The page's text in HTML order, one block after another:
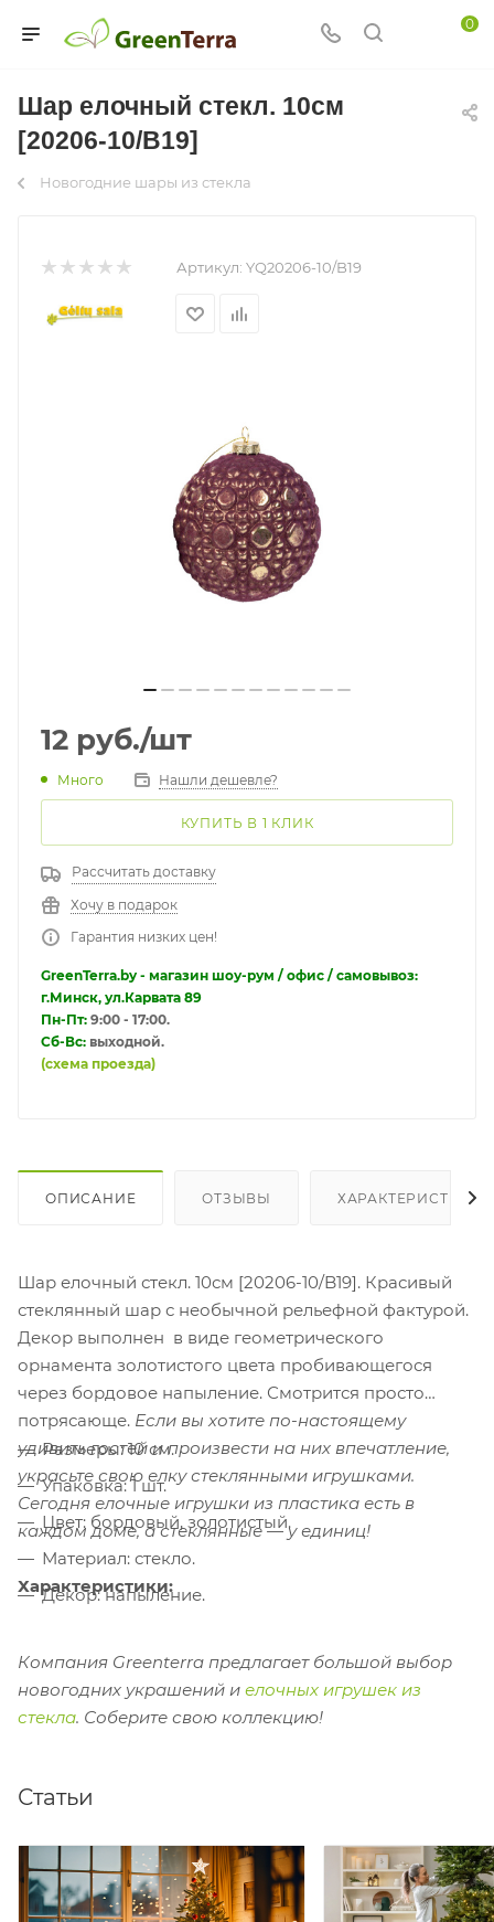
0
Шар елочный стекл. 10см
[20206-10/B19]
Новогодние шары из стекла
Артикул: YQ20206-10/B19
12 руб./шт
Много Нашли дешевле?
КУПИТЬ В 1 КЛИК
Рассчитать доставку
Хочу в подарок
Гарантия низких цен!
GreenTerra.by - магазин шоу-рум / офис / самовывоз:
г.Минск, ул.Карвата 89
Пн-Пт: 9:00 - 17:00.
Сб-Вс: выходной.
(схема проезда)
ОПИСАНИЕ ОТЗЫВЫ ХАРАКТЕРИСТИКИ
Шар елочный стекл. 10см [20206-10/B19]. Красивый
стеклянный шар с необычной рельефной фактурой.
Декор выполнен в виде геометрического
орнамента золотистого цвета пробивающегося
через бордовое напыление. Смотрится просто
потрясающе. Если вы хотите по-настоящему
удивить гостей и произвести на них впечатление,
украсьте свою елку стеклянными игрушками.
Сегодня елочные игрушки из пластика есть в
каждом доме, а стеклянные — у единиц!
Характеристики:
Размеры: 10 см.
Упаковка: 1 шт.
Цвет: бордовый, золотистый.
Материал: стекло.
Декор: напыление.
Компания Greenterra предлагает большой выбор
новогодних украшений и елочных игрушек из
стекла. Соберите свою коллекцию!
Статьи